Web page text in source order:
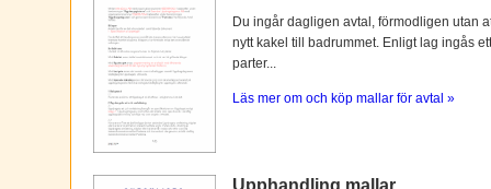
Du ingår dagligen avtal, förmodligen utan
nytt kakel till badrummet. Enligt lag ingås
parter...
Läs mer om och köp mallar för avtal »